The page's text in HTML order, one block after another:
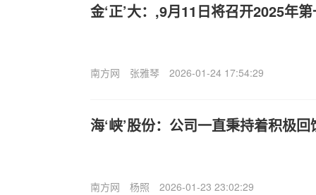
金‘正’大：,9月11日将召开2025年
南方网 张雅琴 2026-01-24 17:54:29
海‘峡’股份：公司一直秉持着积极
南方网 杨照 2026-01-23 23:02:29